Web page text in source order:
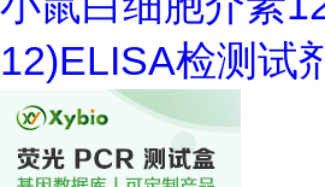
12)ELISA检测试